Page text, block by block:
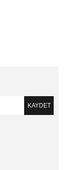
KAYDET